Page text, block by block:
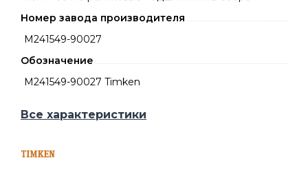
Номер завода производителя
M241549-90027
Обозначение
M241549-90027 Timken
Все характеристики